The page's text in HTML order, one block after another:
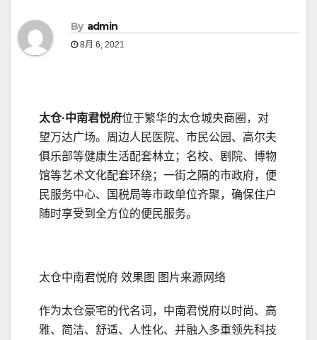
By admin
8月 6, 2021
太仓·中南君悦府位于繁华的太仓城央商圈，对
望万达广场。周边人民医院、市民公园、高尔夫
俱乐部等健康生活配套林立；名校、剧院、博物
馆等艺术文化配套环绕；一街之隔的市政府，便
民服务中心、国税局等市政单位齐聚，确保住户
随时享受到全方位的便民服务。
太仓中南君悦府 效果图 图片来源网络
作为太仓豪宅的代名词，中南君悦府以时尚、高
雅、简洁、舒适、人性化、并融入多重领先科技